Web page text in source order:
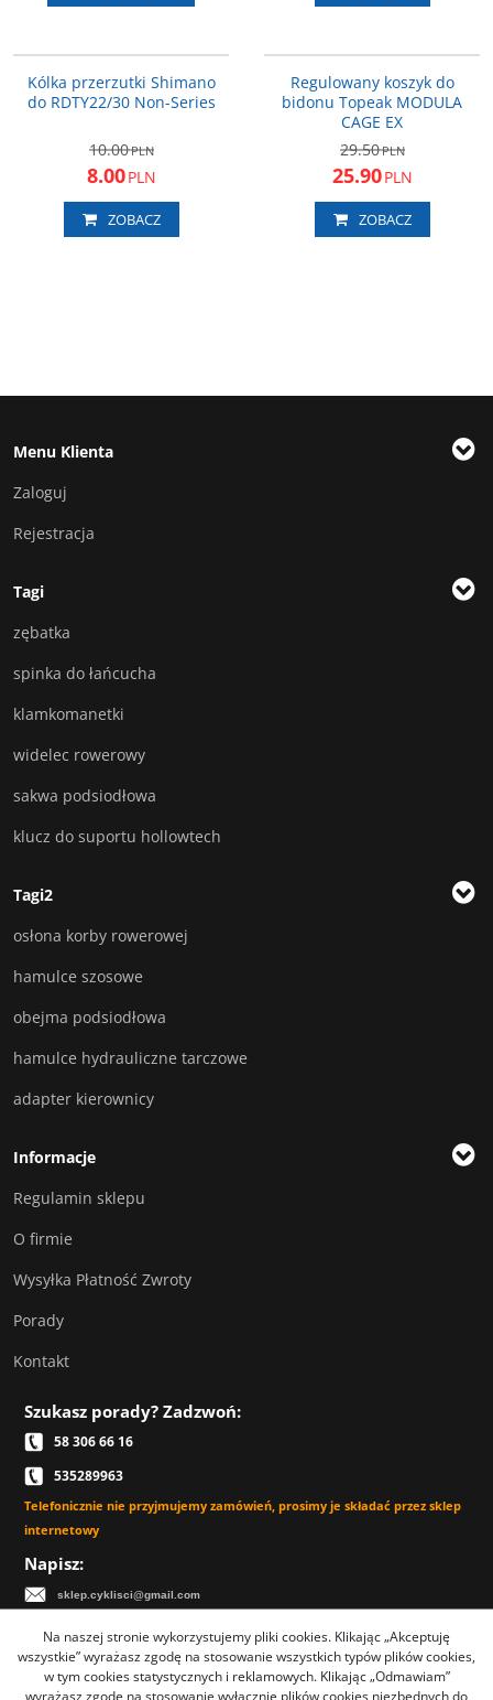
Kólka przerzutki Shimano
do RDTY22/30 Non-Series
10.00PLN
8.00PLN
ZOBACZ
Regulowany koszyk do
bidonu Topeak MODULA
CAGE EX
29.50PLN
25.90PLN
ZOBACZ
Menu Klienta
Zaloguj
Rejestracja
Tagi
zębatka
spinka do łańcucha
klamkomanetki
widelec rowerowy
sakwa podsiodłowa
klucz do suportu hollowtech
Tagi2
osłona korby rowerowej
hamulce szosowe
obejma podsiodłowa
hamulce hydrauliczne tarczowe
adapter kierownicy
Informacje
Regulamin sklepu
O firmie
Wysyłka Płatność Zwroty
Porady
Kontakt
Szukasz porady? Zadzwoń:
58 306 66 16
535289963
Telefonicznie nie przyjmujemy zamówień, prosimy je składać przez sklep
internetowy
Napisz:
sklep.cyklisci@gmail.com
Sklep rowerowy Cyklisci.com - TYSAR Jacek Tysarczyk
Na naszej stronie wykorzystujemy pliki cookies. Klikając „Akceptuję
wszystkie” wyrażasz zgodę na stosowanie wszystkich typów plików cookies,
w tym cookies statystycznych i reklamowych. Klikając „Odmawiam”
wyrażasz zgodę na stosowanie wyłącznie plików cookies niezbędnych do